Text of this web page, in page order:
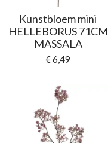
Kunstbloem mini
HELLEBORUS 71CM
MASSALA
€ 6,49